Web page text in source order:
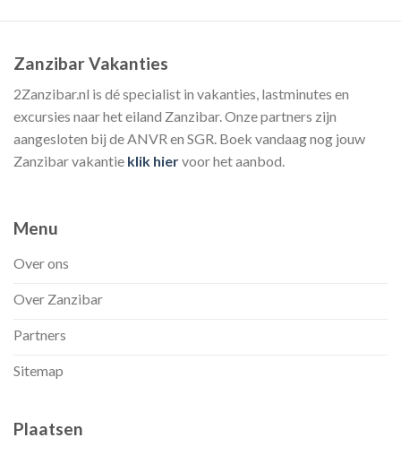
Zanzibar Vakanties
2Zanzibar.nl is dé specialist in vakanties, lastminutes en
excursies naar het eiland Zanzibar. Onze partners zijn
aangesloten bij de ANVR en SGR. Boek vandaag nog jouw
Zanzibar vakantie klik hiervoor het aanbod.
Menu
Over ons
Over Zanzibar
Partners
Sitemap
Plaatsen